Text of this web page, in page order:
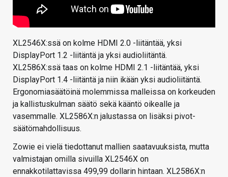
XL2546X:ssä on kolme HDMI 2.0 -liitäntää, yksi
DisplayPort 1.2 -liitäntä ja yksi audioliitäntä.
XL2586X:ssä taas on kolme HDMI 2.1 -liitäntää, yksi
DisplayPort 1.4 -liitäntä ja niin ikään yksi audioliitäntä.
Ergonomiasäätöinä molemmissa malleissa on korkeuden
ja kallistuskulman säätö sekä kääntö oikealle ja
vasemmalle. XL2586X:n jalustassa on lisäksi pivot-
säätömahdollisuus.
Zowie ei vielä tiedottanut mallien saatavuuksista, mutta
valmistajan omilla sivuilla XL2546X on
ennakkotilattavissa 499,99 dollarin hintaan. XL2586X:n